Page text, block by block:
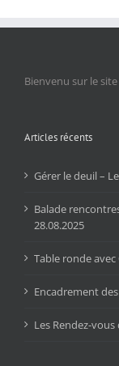
Bienvenu sur le
Articles récents
Gérer le deuil –
Balade
28.08.2025
Table ronde avec
Encadrement
Les Rendez-